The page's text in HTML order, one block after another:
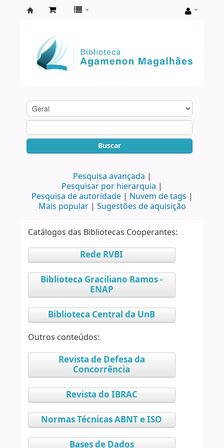
Agamenon
Magalhães
Buscar
Pesquisa avançada
Pesquisar por hierarquia
Pesquisa de autoridade
Nuvem de tags
Mais popular
Sugestões de aquisição
Catálogos das Bibliotecas Cooperantes:
Rede RVBI
Biblioteca Graciliano Ramos -
ENAP
Biblioteca Central da UnB
Outros conteúdos:
Revista de Defesa da
Concorrência
Revista do IBRAC
Normas Técnicas ABNT e ISO
Bases de Dados